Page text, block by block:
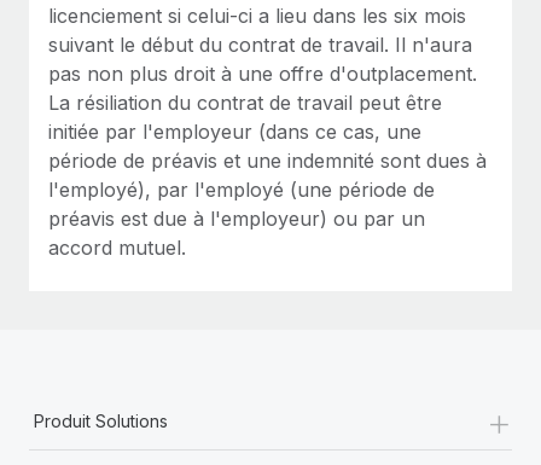
licenciement si celui-ci a lieu dans les six mois
suivant le début du contrat de travail. Il n'aura
pas non plus droit à une offre d'outplacement.
La résiliation du contrat de travail peut être
initiée par l'employeur (dans ce cas, une
période de préavis et une indemnité sont dues à
l'employé), par l'employé (une période de
préavis est due à l'employeur) ou par un
accord mutuel.
Produit Solutions +